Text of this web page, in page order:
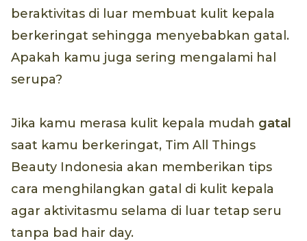
beraktivitas di luar membuat kulit kepala
berkeringat sehingga menyebabkan gatal.
Apakah kamu juga sering mengalami hal
serupa?
Jika kamu merasa kulit kepala mudah gatal
saat kamu berkeringat, Tim All Things
Beauty Indonesia akan memberikan tips
cara menghilangkan gatal di kulit kepala
agar aktivitasmu selama di luar tetap seru
tanpa bad hair day.